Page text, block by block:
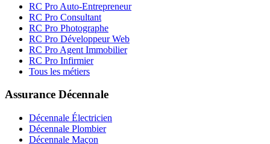
RC Pro Auto-Entrepreneur
RC Pro Consultant
RC Pro Photographe
RC Pro Développeur Web
RC Pro Agent Immobilier
RC Pro Infirmier
Tous les métiers
Assurance Décennale
Décennale Électricien
Décennale Plombier
Décennale Maçon